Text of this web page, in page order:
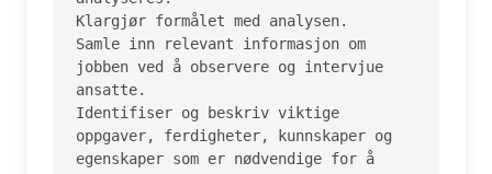
Klargjør formålet med analysen.
Samle inn relevant informasjon om
jobben ved å observere og intervjue
ansatte.
Identifiser og beskriv viktige
oppgaver, ferdigheter, kunnskaper og
egenskaper som er nødvendige for å